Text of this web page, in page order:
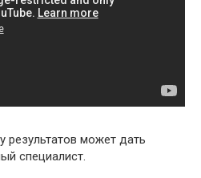
может дать
специалист.